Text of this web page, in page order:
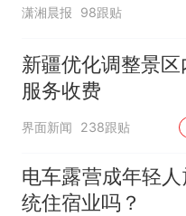
潇湘晨报 98跟贴
新疆优化调整景区
服务收费
界面新闻 238跟贴
电车露营成年轻
统住宿业吗？